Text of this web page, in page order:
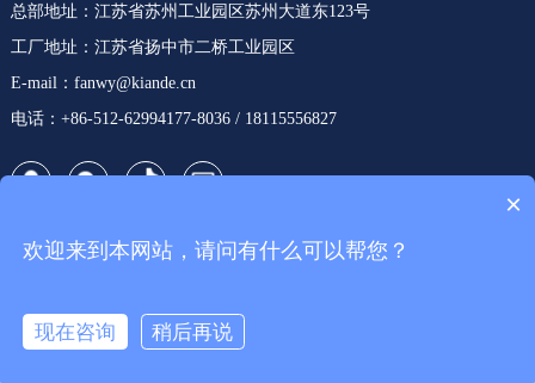
总部地址：江苏省苏州工业园区苏州大道东123号
工厂地址：江苏省扬中市二桥工业园区
E-mail：fanwy@kiande.cn
电话：+86-512-62994177-8036 / 18115556827
×
欢迎来到本网站，请问有什么可以帮您？
现在咨询
稍后再说
在线咨询